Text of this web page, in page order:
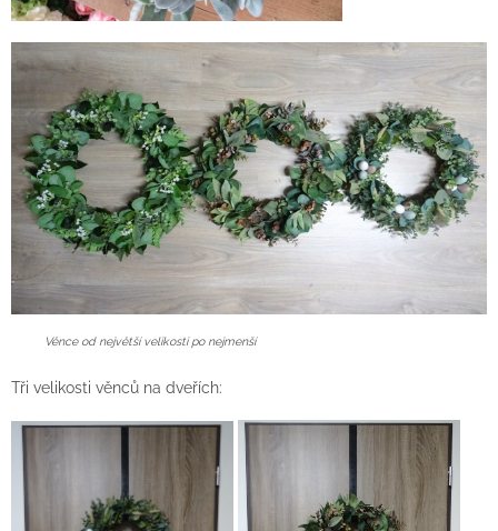
Věnce od největší velikosti po nejmenší
Tři velikosti věnců na dveřích: